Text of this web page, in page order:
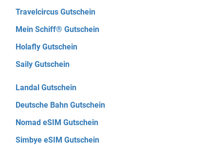
Travelcircus Gutschein
Mein Schiff® Gutschein
Holafly Gutschein
Saily Gutschein
Landal Gutschein
Deutsche Bahn Gutschein
Nomad eSIM Gutschein
Simbye eSIM Gutschein